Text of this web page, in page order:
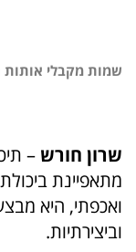
שמות מקבלי אותות
שרון חורש –
מתאפיינת
ואכפתי, היא
וביצירתיות.